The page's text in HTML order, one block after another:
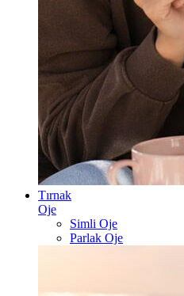
Tırnak
Oje
Simli Oje
Parlak Oje